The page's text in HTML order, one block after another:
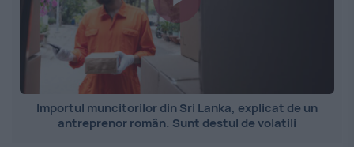
Importul muncitorilor din Sri Lanka, explicat de un
antreprenor român. Sunt destul de volatili